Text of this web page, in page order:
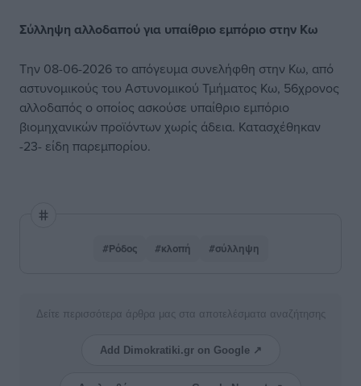
Σύλληψη αλλοδαπού για υπαίθριο εμπόριο στην Κω
Την 08-06-2026 το απόγευμα συνελήφθη στην Κω, από
αστυνομικούς του Αστυνομικού Τμήματος Κω, 56χρονος
αλλοδαπός ο οποίος ασκούσε υπαίθριο εμπόριο
βιομηχανικών προϊόντων χωρίς άδεια. Κατασχέθηκαν
-23- είδη παρεμπορίου.
#Ρόδος #κλοπή #σύλληψη
Δείτε περισσότερα άρθρα μας στα αποτελέσματα αναζήτησης
Add Dimokratiki.gr on Google ↗